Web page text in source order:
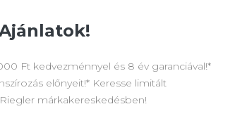
Ft kedvezménnyel és 8 év garanciával!*
előnyeit!* Keresse limitált
márkakereskedésben!